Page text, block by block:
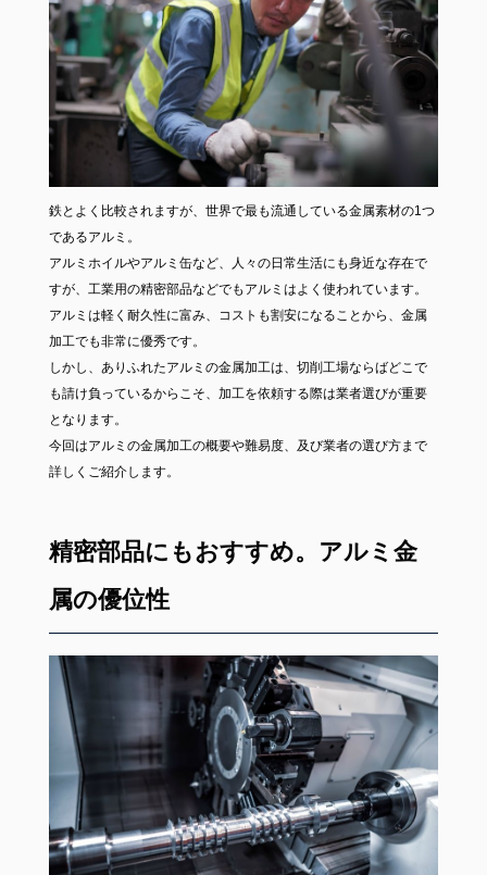
鉄とよく比較されますが、世界で最も流通している金属素材の1つ
であるアルミ。
アルミホイルやアルミ缶など、人々の日常生活にも身近な存在で
すが、工業用の精密部品などでもアルミはよく使われています。
アルミは軽く耐久性に富み、コストも割安になることから、金属
加工でも非常に優秀です。
しかし、ありふれたアルミの金属加工は、切削工場ならばどこで
も請け負っているからこそ、加工を依頼する際は業者選びが重要
となります。
今回はアルミの金属加工の概要や難易度、及び業者の選び方まで
詳しくご紹介します。
精密部品にもおすすめ。アルミ金
属の優位性